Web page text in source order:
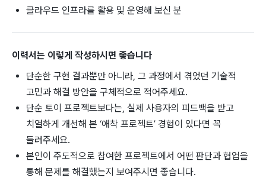
클라우드 인프라를 활용 및 운영해 보신 분
이력서는 이렇게 작성하시면 좋습니다
단순한 구현 결과뿐만 아니라, 그 과정에서 겪었던 기술적
고민과 해결 방안을 구체적으로 적어주세요.
단순 토이 프로젝트보다는, 실제 사용자의 피드백을 받고
치열하게 개선해 본 ‘애착 프로젝트’ 경험이 있다면 꼭
들려주세요.
본인이 주도적으로 참여한 프로젝트에서 어떤 판단과 협업을
통해 문제를 해결했는지 보여주시면 좋습니다.